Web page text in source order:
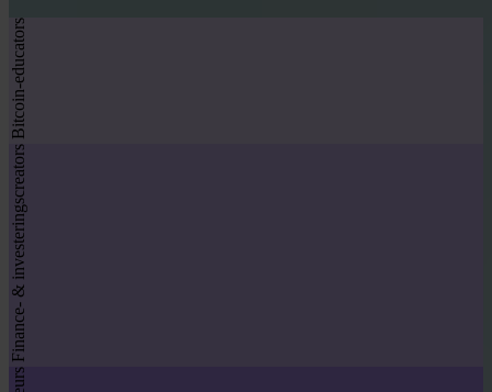
Bitcoin-educators
Finance- & investeringscreators